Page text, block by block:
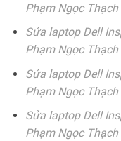
Phạm Ngọc Thạch
Sửa laptop Dell
Phạm Ngọc Thạch
Sửa laptop Dell
Phạm Ngọc Thạch
Sửa laptop Dell
Phạm Ngọc Thạch